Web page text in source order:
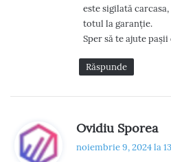
este sigilată
totul la garanție.
Sper să te ajute
Răspunde
Ovidiu Sporea
noiembrie 9, 2024 la